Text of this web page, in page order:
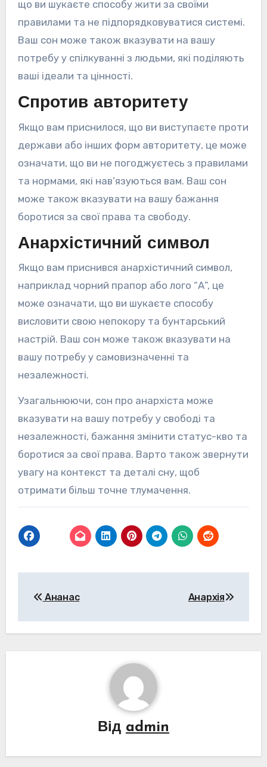
що ви шукаєте способу жити за своїми
правилами та не підпорядковуватися системі.
Ваш сон може також вказувати на вашу
потребу у спілкуванні з людьми, які поділяють
ваші ідеали та цінності.
Спротив авторитету
Якщо вам приснилося, що ви виступаєте проти
держави або інших форм авторитету, це може
означати, що ви не погоджуєтесь з правилами
та нормами, які нав’язуються вам. Ваш сон
може також вказувати на вашу бажання
боротися за свої права та свободу.
Анархістичний символ
Якщо вам приснився анархістичний символ,
наприклад чорний прапор або лого “А”, це
може означати, що ви шукаєте способу
висловити свою непокору та бунтарський
настрій. Ваш сон може також вказувати на
вашу потребу у самовизначенні та
незалежності.
Узагальнюючи, сон про анархіста може
вказувати на вашу потребу у свободі та
незалежності, бажання змінити статус-кво та
боротися за свої права. Варто також звернути
увагу на контекст та деталі сну, щоб
отримати більш точне тлумачення.
Ананас Анархія
Від admin